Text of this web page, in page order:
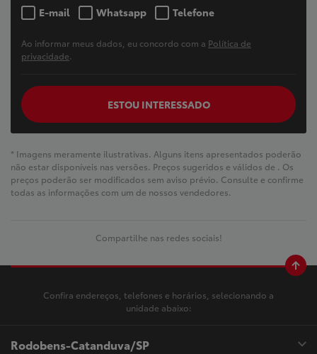
E-mail
Whatsapp Telefone
Ao informar meus dados, eu concordo com a Política de
privacidade.
ESTOU INTERESSADO
* Imagens meramente ilustrativas. Alguns itens apresentados poderão
não estar disponíveis nas versões. Preços sugeridos e válidos de . Os
preços poderão ser modificados sem aviso prévio. Consulte e confirme
todas as informações com um de nossos vendedores.
Compartilhe nas redes sociais!
Confira endereços, telefones e horários, selecionando a
unidade abaixo:
Rodobens-Catanduva/SP